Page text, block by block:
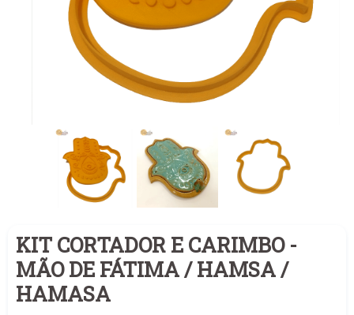
KIT CORTADOR E CARIMBO -
MÃO DE FÁTIMA / HAMSA /
HAMASA